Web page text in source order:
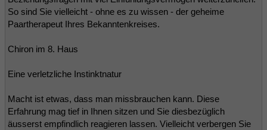
So sind Sie vielleicht - ohne es zu wissen - der geheime
Paartherapeut Ihres Bekanntenkreises.
Chiron im 8. Haus
Eine verletzliche Instinktnatur
Macht ist etwas, dass man missbrauchen kann. Diese
Erfahrung mag tief in Ihnen sitzen und Sie diesbezüglich
äusserst empfindlich reagieren lassen. Vielleicht verbergen Sie